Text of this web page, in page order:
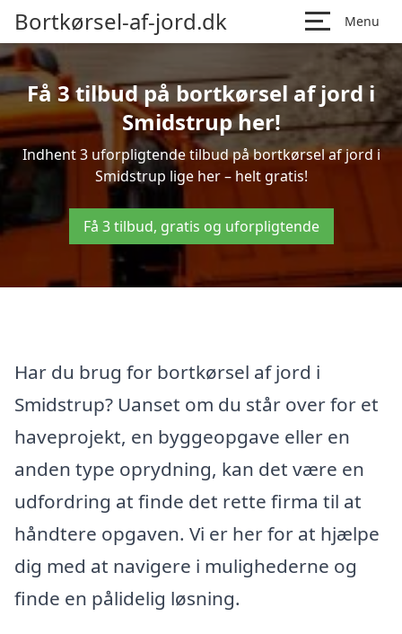
Bortkørsel-af-jord.dk Menu
Få 3 tilbud på bortkørsel af jord i
Smidstrup her!
Indhent 3 uforpligtende tilbud på bortkørsel af jord i
Smidstrup lige her – helt gratis!
Få 3 tilbud, gratis og uforpligtende
Har du brug for bortkørsel af jord i
Smidstrup? Uanset om du står over for et
haveprojekt, en byggeopgave eller en
anden type oprydning, kan det være en
udfordring at finde det rette firma til at
håndtere opgaven. Vi er her for at hjælpe
dig med at navigere i mulighederne og
finde en pålidelig løsning.